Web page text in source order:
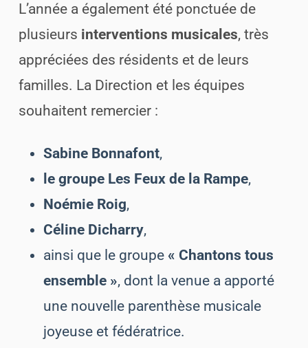
L’année a également été ponctuée de
plusieurs interventions musicales, très
appréciées des résidents et de leurs
familles. La Direction et les équipes
souhaitent remercier :
Sabine Bonnafont,
le groupe Les Feux de la Rampe,
Noémie Roig,
Céline Dicharry,
ainsi que le groupe « Chantons tous
ensemble », dont la venue a apporté
une nouvelle parenthèse musicale
joyeuse et fédératrice.